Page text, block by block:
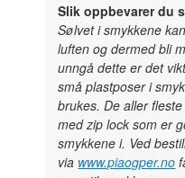
Slik oppbevarer du
Sølvet i smykkene
luften og dermed bli
unngå dette er det
små plastposer i
brukes. De aller
med zip lock som er
smykkene i. Ved
via www.piaogper.no